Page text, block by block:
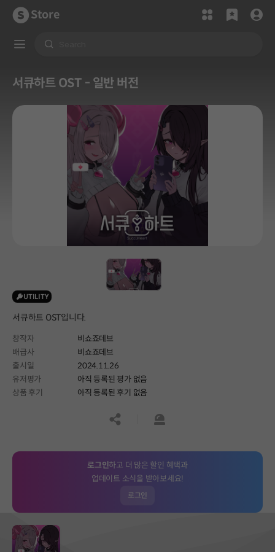
Store
서큐하트 OST - 일반 버전
UTILITY
서큐하트 OST입니다.
창작자
비쇼죠데브
배급사
비쇼죠데브
출시일
2024.11.26
유저평가
아직 등록된 평가 없음
상품 후기
아직 등록된 후기 없음
공유하기신고하기
로그인하고 더 많은 할인 혜택과
업데이트 소식을 받아보세요!
로그인